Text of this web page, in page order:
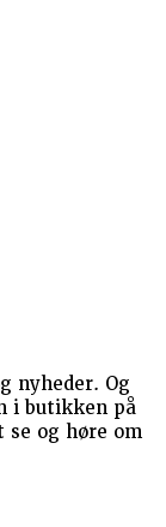
nyheder. Og
i butikken på
se og høre om